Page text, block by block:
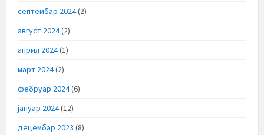
септембар 2024(2)
август 2024(2)
април 2024(1)
март 2024(2)
фебруар 2024(6)
јануар 2024(12)
децембар 2023 (8)